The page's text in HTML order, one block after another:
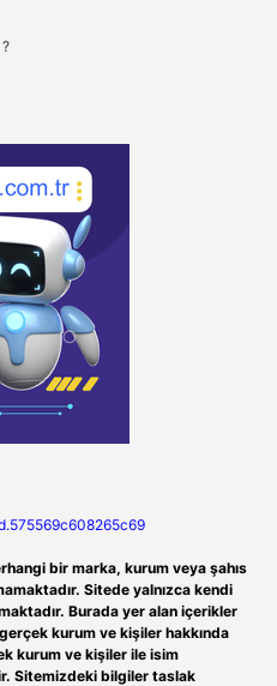
bir marka, kurum veya şahıs
Sitede yalnızca kendi
Burada yer alan içerikler
kurum ve kişiler hakkında
kurum ve kişiler ile isim
Sitemizdeki bilgiler taslak